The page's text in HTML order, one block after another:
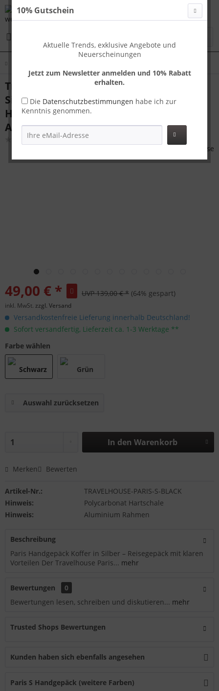
Travelhouse Paris Handgepäck Koffer S
Silber 55 x 37 x 23 cm | Polycarbonat-
Hartschale | TSA-Schloss,
Aluminiumrahmen
49,00 € * UVP 139,00 € * (64% gespart)
inkl. MwSt. zzgl. Versand
Versandkostenfreie Lieferung innerhalb Deutschland!
Sofort versandfertig, Lieferzeit ca. 1-3 Werktage **
Farbe wählen
Auswahl zurücksetzen
In den Warenkorb
Merken Bewerten
Artikel-Nr.:
TRAVELHOUSE-PARIS-S-BLACK
Hinweis:
Polycarbonat Hartschale
Hinweis:
Aluminium Rahmen
Beschreibung
Paris Handgepäck Koffer in Silber – Reisegepäck mit klaren
Vorteilen Der Travelhouse Paris... mehr
Bewertungen
0
Bewertungen lesen, schreiben und diskutieren... mehr
Trusted Shops Bewertungen
Kunden haben sich ebenfalls angesehen
Paris S Handgepäck (weitere Farben)
10% Gutschein
Aktuelle Trends, exklusive Angebote und
Neuerscheinungen
Jetzt zum Newsletter anmelden und 10% Rabatt
erhalten.
Die Datenschutzbestimmungen habe ich zur
Kenntnis genommen.